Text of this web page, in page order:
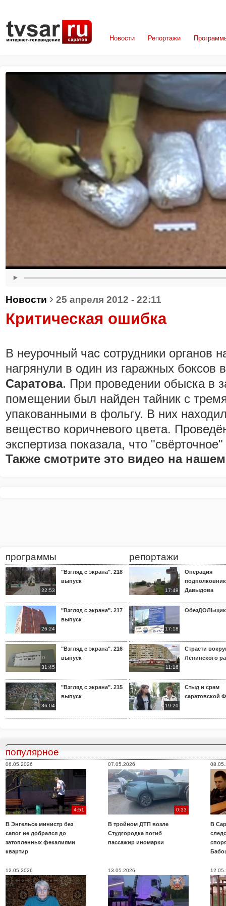
Новости Репортажи
Новости › 25 апреля 2012 - 22:11
Критическая ошибка
В неурочный час сотрудники органов
нагрянули в один из гаражных боксов
Саратова. При проведении обыска в
помещении был найден тайник с
упакованными в фольгу. В них
вещество коричневого цвета.
экспертиза показала, что
Также смотрите это видео на
программы
22:53
"Взгляд с экрана". 218
выпуск
26:24
"Взгляд с экрана". 217
выпуск
31:45
"Взгляд с экрана". 216
выпуск
36:04
"Взгляд с экрана". 215
выпуск
репортажи
17:49
Операция
Давыдова
17:18
11:16
Страсти
Ленинского
19:20
Стыд и срам
саратовской
популярное
06.05.2026
4:51
В Энгельсе министр без
сапог не добрался до
затопленных фекалиями
квартир
07.05.2026
0:33
В тройном ДТП возле
Студгородка погиб
пассажир иномарки
В
12.05.2026 13.05.2026